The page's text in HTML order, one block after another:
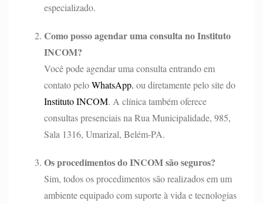
especializado.
Como posso agendar uma consulta no Instituto
INCOM?
Você pode agendar uma consulta entrando em
contato peloWhatsApp. ou diretamente pelo site do
Instituto INCOM. A clínica também oferece
consultas presenciais na Rua Municipalidade, 985,
Sala 1316, Umarizal, Belém-PA.
Os procedimentos do INCOM são seguros?
Sim, todos os procedimentos são realizados em um
ambiente equipado com suporte à vida e tecnologias